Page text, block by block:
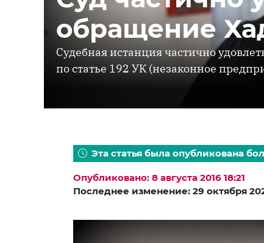
обращение
Судебная истанция частично
по статье 192 УК (незаконное
Эта статья была опубликована
Опубликовано: 8 августа 2016 18:21
Последнее изменение: 29 октября